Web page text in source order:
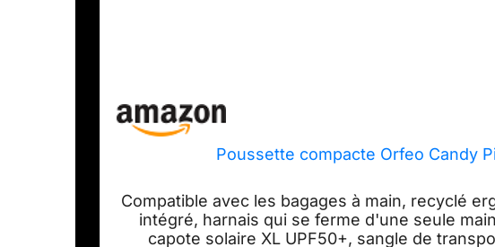
Poussette compacte Orfeo Candy
Compatible avec les bagages à main, recyclé
intégré, harnais qui se ferme d'une seule
capote solaire XL UPF50+, sangle de